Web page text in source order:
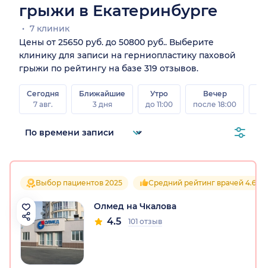
грыжи в Екатеринбурге
7 клиник
Цены от 25650 руб. до 50800 руб.. Выберите
клинику для записи на герниопластику паховой
грыжи по рейтингу на базе 319 отзывов.
Сегодня
7 авг.
Ближайшие
3 дня
Утро
до 11:00
Вечер
после 18:00
Выбор пациентов 2025 Средний рейтинг врачей 4.6
Олмед на Чкалова
4.5 101 отзыв